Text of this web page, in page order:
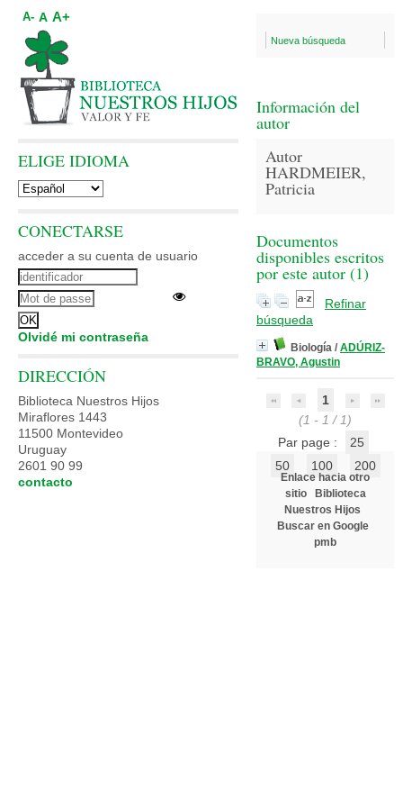
Nueva búsqueda
Información del
autor
Autor
HARDMEIER,
Patricia
Documentos
disponibles escritos
por este autor (1)
Refinar
búsqueda
Biología / ADÚRIZ-
BRAVO, Agustin
1
(1 - 1 / 1)
Par page :
25
50
100 200
Enlace hacia otro
sitio
Biblioteca
Nuestros Hijos
Buscar en Google
pmb
A- A A+
ELIGE IDIOMA
CONECTARSE
acceder a su cuenta de usuario
Olvidé mi contraseña
DIRECCIÓN
Biblioteca Nuestros Hijos
Miraflores 1443
11500 Montevideo
Uruguay
2601 90 99
contacto